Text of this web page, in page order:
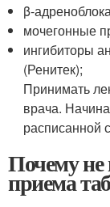
β-
мочегонные
ингибиторы
(Ренитек);
Принимать
врача.
расписанной
Почему не
приема